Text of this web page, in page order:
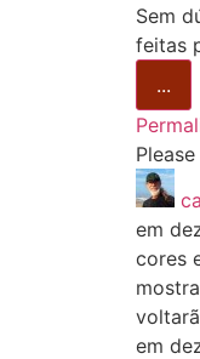
Sem
feitas
...
em
cores
em